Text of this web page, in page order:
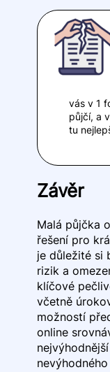
vás v 1
půjčí, a
tu
Závěr
Malá půjčka
řešení pro
je důležité si
rizik a
klíčové
včetně
možností
online